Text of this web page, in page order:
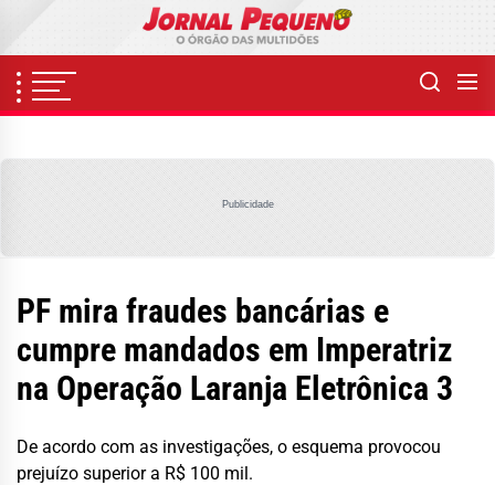
content
Publicidade
PF mira fraudes bancárias e
cumpre mandados em Imperatriz
na Operação Laranja Eletrônica 3
De acordo com as investigações, o esquema provocou
prejuízo superior a R$ 100 mil.